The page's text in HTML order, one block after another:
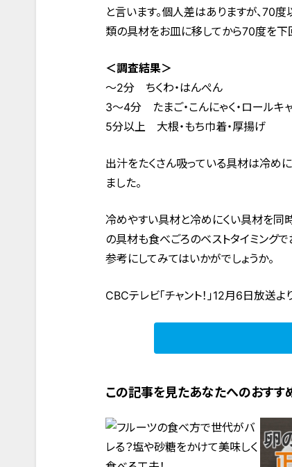
と言います。個人差はありますが、70
類の具材をお皿に移してから70度を下
＜調査結果＞
～2分 ちくわ・はんぺん
3～4分 たまご・こんにゃく・ロールキ
5分以上 大根・もち巾着・厚揚げ
出汁をたくさん吸っている具材は冷め
ました。
冷めやすい具材と冷めにくい具材を同
の具材も食べごろのベストタイミング
参考にしてみてはいかがでしょうか。
CBCテレビ「チャント！」12月6日放送よ
この記事を見たあなたへのおすす